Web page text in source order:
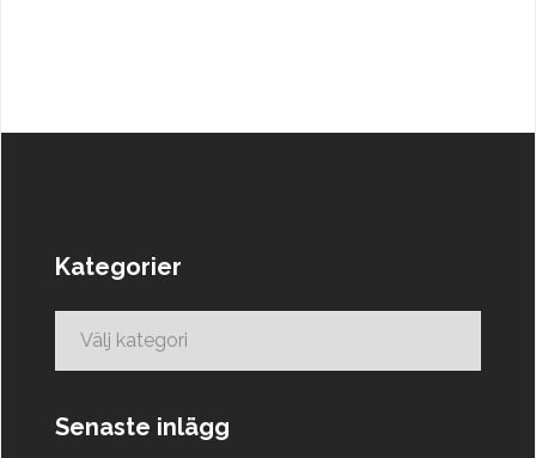
Kategorier
Senaste inlägg